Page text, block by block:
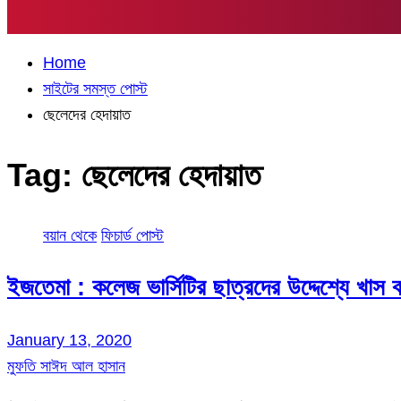
Home
সাইটের সমস্ত পোস্ট
ছেলেদের হেদায়াত
Tag: ছেলেদের হেদায়াত
বয়ান থেকে ফিচার্ড পোস্ট
ইজতেমা : কলেজ ভার্সিটির ছাত্রদের উদ্দেশ্যে খাস
January 13, 2020
মুফতি সাঈদ আল হাসান